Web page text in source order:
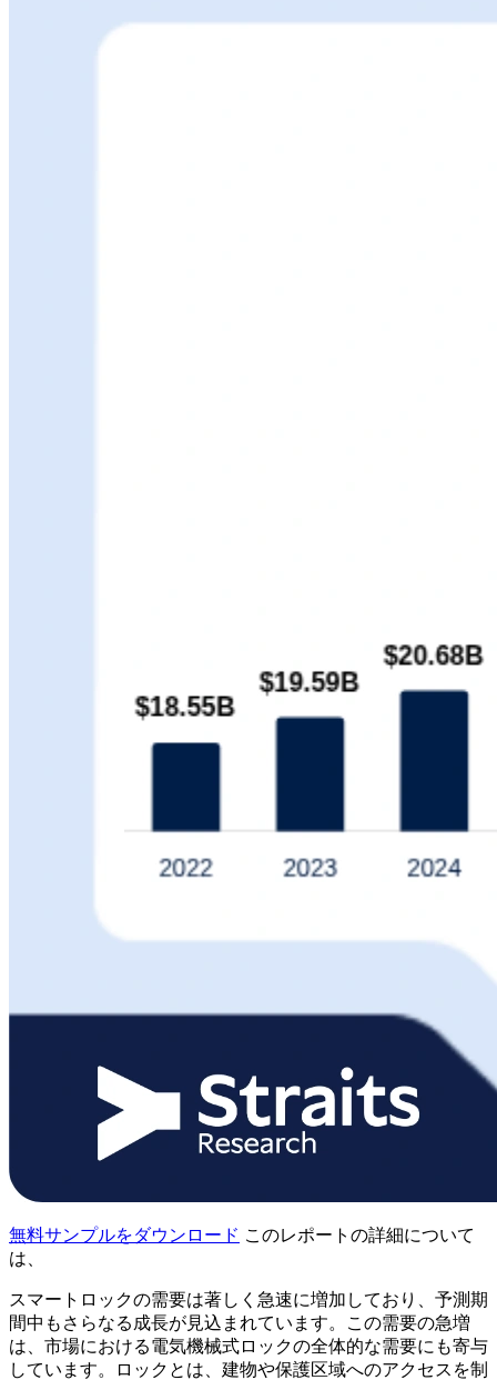
無料サンプルをダウンロード このレポートの詳細について
は、
スマートロックの需要は著しく急速に増加しており、予測期
間中もさらなる成長が見込まれています。この需要の急増
は、市場における電気機械式ロックの全体的な需要にも寄与
しています。ロックとは、建物や保護区域へのアクセスを制